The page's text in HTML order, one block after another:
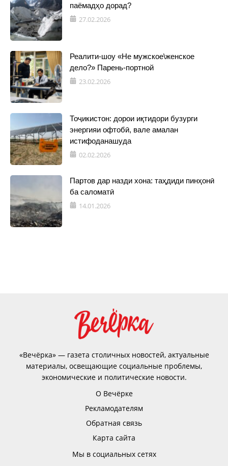
паёмадҳо дорад?
27.02.2026
Реалити-шоу «Не мужское\женское
дело?» Парень-портной
23.02.2026
Тоҷикистон: дорои иқтидори бузурги
энергияи офтобӣ, вале амалан
истифоданашуда
02.02.2026
Партов дар назди хона: таҳдиди пинҳонӣ
ба саломатӣ
14.01.2026
«Вечёрка» — газета столичных новостей, актуальные
материалы, освещающие социальные проблемы,
экономические и политические новости.
О Вечёрке
Рекламодателям
Обратная связь
Карта сайта
Мы в социальных сетях